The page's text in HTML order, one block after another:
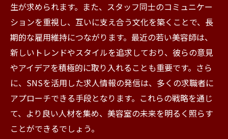
生が求められます。また、スタッフ同士のコミュニケー
ションを重視し、互いに支え合う文化を築くことで、長
期的な雇用維持につながります。最近の若い美容師は、
新しいトレンドやスタイルを追求しており、彼らの意見
やアイデアを積極的に取り入れることも重要です。さら
に、SNSを活用した求人情報の発信は、多くの求職者に
アプローチできる手段となります。これらの戦略を通じ
て、より良い人材を集め、美容室の未来を明るく照らす
ことができるでしょう。